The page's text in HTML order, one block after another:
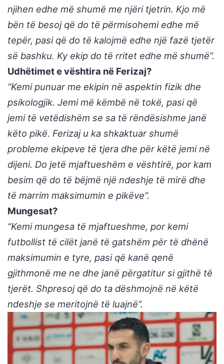
njihen edhe më shumë me njëri tjetrin. Kjo më
bën të besoj që do të përmisohemi edhe më
tepër, pasi që do të kalojmë edhe një fazë tjetër
së bashku. Ky ekip do të rritet edhe më shumë”.
Udhëtimet e vështira në Ferizaj?
“Kemi punuar me ekipin në aspektin fizik dhe
psikologjik. Jemi më këmbë në tokë, pasi që
jemi të vetëdishëm se sa të rëndësishme janë
këto pikë. Ferizaj u ka shkaktuar shumë
probleme ekipeve të tjera dhe për këtë jemi në
dijeni. Do jetë mjaftueshëm e vështirë, por kam
besim që do të bëjmë një ndeshje të mirë dhe
të marrim maksimumin e pikëve”.
Mungesat?
“Kemi mungesa të mjaftueshme, por kemi
futbollist të cilët janë të gatshëm për të dhënë
maksimumin e tyre, pasi që kanë qenë
gjithmonë me ne dhe janë përgatitur si gjithë të
tjerët. Shpresoj që do ta dëshmojnë në këtë
ndeshje se meritojnë të luajnë”.